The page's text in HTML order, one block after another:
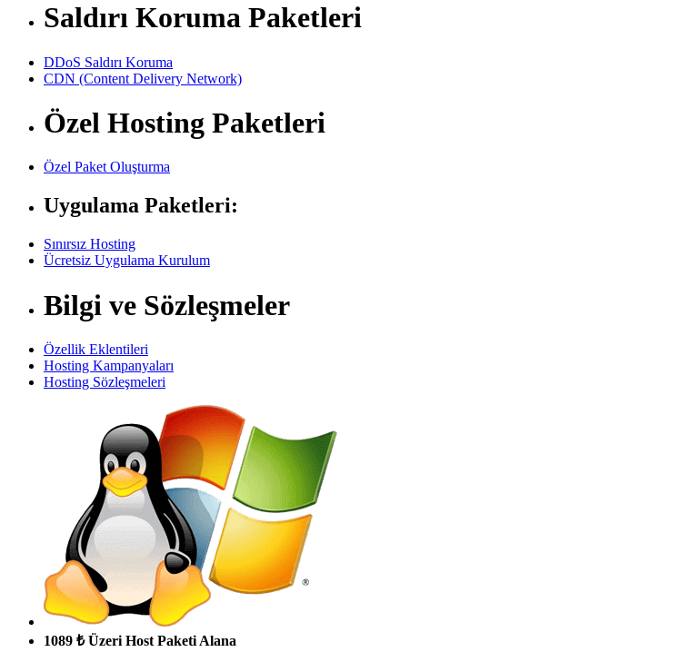
Saldırı Koruma Paketleri
DDoS Saldırı Koruma
CDN (Content Delivery Network)
Özel Hosting Paketleri
Özel Paket Oluşturma
Uygulama Paketleri:
Sınırsız Hosting
Ücretsiz Uygulama Kurulum
Bilgi ve Sözleşmeler
Özellik Eklentileri
Hosting Kampanyaları
Hosting Sözleşmeleri
1089 ₺ Üzeri Host Paketi Alana